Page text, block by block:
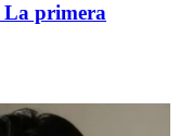
La primera